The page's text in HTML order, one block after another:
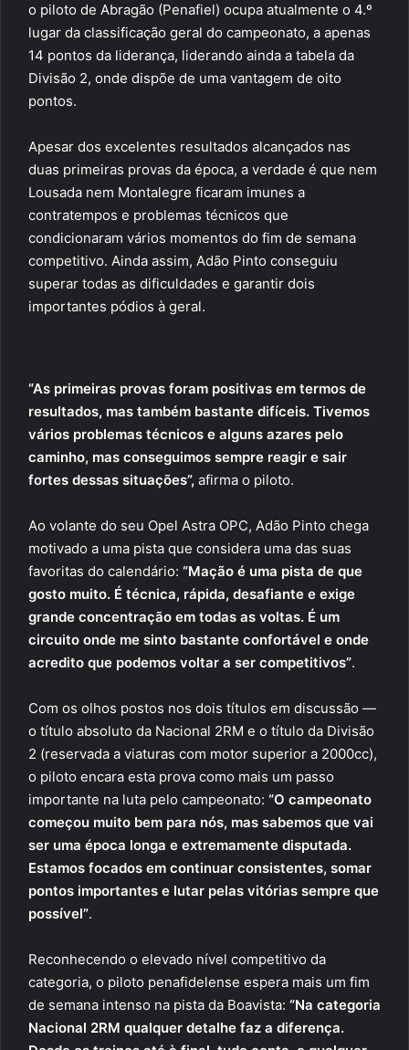
o piloto de Abragão (Penafiel) ocupa atualmente o 4.º
lugar da classificação geral do campeonato, a apenas
14 pontos da liderança, liderando ainda a tabela da
Divisão 2, onde dispõe de uma vantagem de oito
pontos.
Apesar dos excelentes resultados alcançados nas
duas primeiras provas da época, a verdade é que nem
Lousada nem Montalegre ficaram imunes a
contratempos e problemas técnicos que
condicionaram vários momentos do fim de semana
competitivo. Ainda assim, Adão Pinto conseguiu
superar todas as dificuldades e garantir dois
importantes pódios à geral.
“As primeiras provas foram positivas em termos de
resultados, mas também bastante difíceis. Tivemos
vários problemas técnicos e alguns azares pelo
caminho, mas conseguimos sempre reagir e sair
fortes dessas situações”, afirma o piloto.
Ao volante do seu Opel Astra OPC, Adão Pinto chega
motivado a uma pista que considera uma das suas
favoritas do calendário: “Mação é uma pista de que
gosto muito. É técnica, rápida, desafiante e exige
grande concentração em todas as voltas. É um
circuito onde me sinto bastante confortável e onde
acredito que podemos voltar a ser competitivos”.
Com os olhos postos nos dois títulos em discussão —
o título absoluto da Nacional 2RM e o título da Divisão
2 (reservada a viaturas com motor superior a 2000cc),
o piloto encara esta prova como mais um passo
importante na luta pelo campeonato: “O campeonato
começou muito bem para nós, mas sabemos que vai
ser uma época longa e extremamente disputada.
Estamos focados em continuar consistentes, somar
pontos importantes e lutar pelas vitórias sempre que
possível”.
Reconhecendo o elevado nível competitivo da
categoria, o piloto penafidelense espera mais um fim
de semana intenso na pista da Boavista: “Na categoria
Nacional 2RM qualquer detalhe faz a diferença.